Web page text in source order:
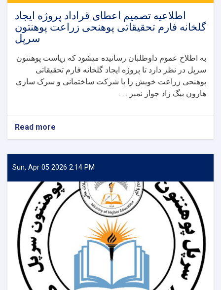
اطلاعیه تصمیم اعطای قراداد پروژه ایجاد
گلخانه فارم تحقیقاتی پوهنحی زراعت پوهنتون
سرپل
به اطلاح عموم داوطلبان رسانیده میشود که ریاست پوهنتون
سرپل در نظر دارد تا پروژه ایجاد گلخانه فارم تحقیقاتی
پوهنحی زراعت خویش را با شرکت ساختمانی و سرک سازی
هارون بیگ زاد جواز نمبر . . .
Read more
اطلاعیه
اعطای
قراداد
ایجاد
گلخانه
فارم
تحقیقاتی
سرپل
Sun, Apr 05 2026 2:14 PM